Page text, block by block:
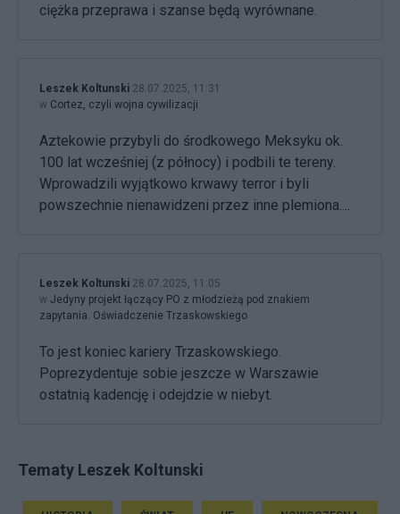
ciężka przeprawa i szanse będą wyrównane.
Leszek Koltunski 28.07.2025, 11:31
w Cortez, czyli wojna cywilizacji
Aztekowie przybyli do środkowego Meksyku ok.
100 lat wcześniej (z północy) i podbili te tereny.
Wprowadzili wyjątkowo krwawy terror i byli
powszechnie nienawidzeni przez inne plemiona....
Leszek Koltunski 28.07.2025, 11:05
w Jedyny projekt łączący PO z młodzieżą pod znakiem
zapytania. Oświadczenie Trzaskowskiego
To jest koniec kariery Trzaskowskiego.
Poprezydentuje sobie jeszcze w Warszawie
ostatnią kadencję i odejdzie w niebyt.
Tematy Leszek Koltunski